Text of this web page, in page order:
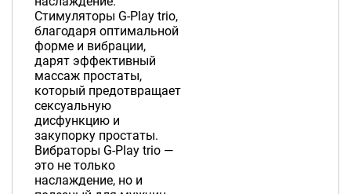
Стимуляторы G-Play trio,
благодаря оптимальной
форме и вибрации,
дарят эффективный
массаж простаты,
который предотвращает
сексуальную
дисфункцию и
закупорку простаты.
Вибраторы G-Play trio —
это не только
наслаждение, но и